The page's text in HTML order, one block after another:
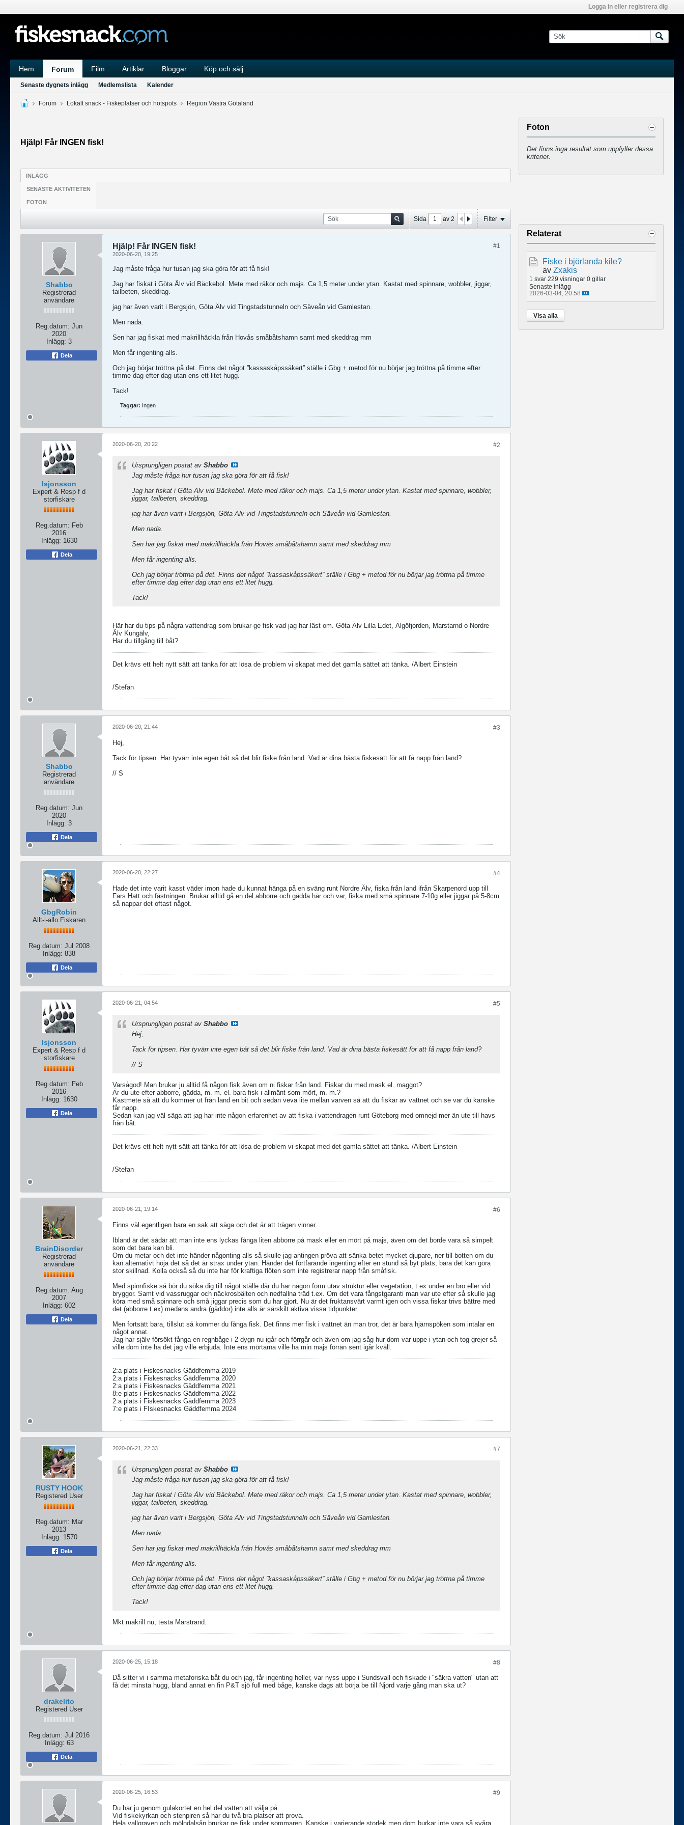
Logga in eller registrera dig
Hem Forum Film Artiklar Bloggar Köp och sälj
Senaste dygnets inlägg Medlemslista Kalender
Forum Lokalt snack - Fiskeplatser och hotspots Region Västra Götaland
Hjälp! Får INGEN fisk!
INLÄGG
SENASTE AKTIVITETEN
FOTON
Sida av 2 Filter
Shabbo
Registrerad
användare
Reg.datum: Jun
2020
Inlägg: 3
Dela
#1
Hjälp! Får INGEN fisk!
2020-06-20, 19:25
Jag måste fråga hur tusan jag ska göra för att få fisk!
Jag har fiskat i Göta Älv vid Bäckebol. Mete med räkor och majs. Ca 1,5 meter under ytan. Kastat med spinnare, wobbler, jiggar,
tailbeten, skeddrag.
jag har även varit i Bergsjön, Göta Älv vid Tingstadstunneln och Säveån vid Gamlestan.
Men nada.
Sen har jag fiskat med makrillhäckla från Hovås småbåtshamn samt med skeddrag mm
Men får ingenting alls.
Och jag börjar tröttna på det. Finns det något ”kassaskåpssäkert” ställe i Gbg + metod för nu börjar jag tröttna på timme efter
timme dag efter dag utan ens ett litet hugg.
Tack!
Taggar: Ingen
lsjonsson
Expert & Resp f d
storfiskare
Reg.datum: Feb
2016
Inlägg: 1630
Dela
#2
2020-06-20, 20:22
Ursprungligen postat av Shabbo
Jag måste fråga hur tusan jag ska göra för att få fisk!
Jag har fiskat i Göta Älv vid Bäckebol. Mete med räkor och majs. Ca 1,5 meter under ytan. Kastat med spinnare, wobbler,
jiggar, tailbeten, skeddrag.
jag har även varit i Bergsjön, Göta Älv vid Tingstadstunneln och Säveån vid Gamlestan.
Men nada.
Sen har jag fiskat med makrillhäckla från Hovås småbåtshamn samt med skeddrag mm
Men får ingenting alls.
Och jag börjar tröttna på det. Finns det något ”kassaskåpssäkert” ställe i Gbg + metod för nu börjar jag tröttna på timme
efter timme dag efter dag utan ens ett litet hugg.
Tack!
Här har du tips på några vattendrag som brukar ge fisk vad jag har läst om. Göta Älv Lilla Edet, Älgöfjorden, Marstarnd o Nordre
Älv Kungälv,
Har du tillgång till båt?
Det krävs ett helt nytt sätt att tänka för att lösa de problem vi skapat med det gamla sättet att tänka. /Albert Einstein
/Stefan
Shabbo
Registrerad
användare
Reg.datum: Jun
2020
Inlägg: 3
Dela
#3
2020-06-20, 21:44
Hej,
Tack för tipsen. Har tyvärr inte egen båt så det blir fiske från land. Vad är dina bästa fiskesätt för att få napp från land?
// S
GbgRobin
Allt-i-allo Fiskaren
Reg.datum: Jul 2008
Inlägg: 838
Dela
#4
2020-06-20, 22:27
Hade det inte varit kasst väder imon hade du kunnat hänga på en sväng runt Nordre Älv, fiska från land ifrån Skarpenord upp till
Fars Hatt och fästningen. Brukar alltid gå en del abborre och gädda här och var, fiska med små spinnare 7-10g eller jiggar på 5-8cm
så nappar det oftast något.
lsjonsson
Expert & Resp f d
storfiskare
Reg.datum: Feb
2016
Inlägg: 1630
Dela
#5
2020-06-21, 04:54
Ursprungligen postat av Shabbo
Hej,
Tack för tipsen. Har tyvärr inte egen båt så det blir fiske från land. Vad är dina bästa fiskesätt för att få napp från land?
// S
Varsågod! Man brukar ju alltid få någon fisk även om ni fiskar från land. Fiskar du med mask el. maggot?
Är du ute efter abborre, gädda, m. m. el. bara fisk i allmänt som mört, m. m.?
Kastmete så att du kommer ut från land en bit och sedan veva lite mellan varven så att du fiskar av vattnet och se var du kanske
får napp.
Sedan kan jag väl säga att jag har inte någon erfarenhet av att fiska i vattendragen runt Göteborg med omnejd mer än ute till havs
från båt.
Det krävs ett helt nytt sätt att tänka för att lösa de problem vi skapat med det gamla sättet att tänka. /Albert Einstein
/Stefan
BrainDisorder
Registrerad
användare
Reg.datum: Aug
2007
Inlägg: 602
Dela
#6
2020-06-21, 19:14
Finns väl egentligen bara en sak att säga och det är att trägen vinner.
Ibland är det sådär att man inte ens lyckas fånga liten abborre på mask eller en mört på majs, även om det borde vara så simpelt
som det bara kan bli.
Om du metar och det inte händer någonting alls så skulle jag antingen pröva att sänka betet mycket djupare, ner till botten om du
kan alternativt höja det så det är strax under ytan. Händer det fortfarande ingenting efter en stund så byt plats, bara det kan göra
stor skillnad. Kolla också så du inte har för kraftiga flöten som inte registrerar napp från småfisk.
Med spinnfiske så bör du söka dig till något ställe där du har någon form utav struktur eller vegetation, t.ex under en bro eller vid
bryggor. Samt vid vassruggar och näckrosbälten och nedfallna träd t.ex. Om det vara fångstgaranti man var ute efter så skulle jag
köra med små spinnare och små jiggar precis som du har gjort. Nu är det fruktansvärt varmt igen och vissa fiskar trivs bättre med
det (abborre t.ex) medans andra (gäddor) inte alls är särskilt aktiva vissa tidpunkter.
Men fortsätt bara, tillslut så kommer du fånga fisk. Det finns mer fisk i vattnet än man tror, det är bara hjärnspöken som intalar en
något annat.
Jag har själv försökt fånga en regnbåge i 2 dygn nu igår och förrgår och även om jag såg hur dom var uppe i ytan och tog grejer så
ville dom inte ha det jag ville erbjuda. Inte ens mörtarna ville ha min majs förrän sent igår kväll.
2:a plats i Fiskesnacks Gäddfemma 2019
2:a plats i Fiskesnacks Gäddfemma 2020
2:a plats i Fiskesnacks Gäddfemma 2021
8:e plats i Fiskesnacks Gäddfemma 2022
2:a plats i Fiskesnacks Gäddfemma 2023
7:e plats i FIskesnacks Gäddfemma 2024
RUSTY HOOK
Registered User
Reg.datum: Mar
2013
Inlägg: 1570
Dela
#7
2020-06-21, 22:33
Ursprungligen postat av Shabbo
Jag måste fråga hur tusan jag ska göra för att få fisk!
Jag har fiskat i Göta Älv vid Bäckebol. Mete med räkor och majs. Ca 1,5 meter under ytan. Kastat med spinnare, wobbler,
jiggar, tailbeten, skeddrag.
jag har även varit i Bergsjön, Göta Älv vid Tingstadstunneln och Säveån vid Gamlestan.
Men nada.
Sen har jag fiskat med makrillhäckla från Hovås småbåtshamn samt med skeddrag mm
Men får ingenting alls.
Och jag börjar tröttna på det. Finns det något ”kassaskåpssäkert” ställe i Gbg + metod för nu börjar jag tröttna på timme
efter timme dag efter dag utan ens ett litet hugg.
Tack!
Mkt makrill nu, testa Marstrand.
drakelito
Registered User
Reg.datum: Jul 2016
Inlägg: 63
Dela
#8
2020-06-25, 15:18
Då sitter vi i samma metaforiska båt du och jag, får ingenting heller, var nyss uppe i Sundsvall och fiskade i "säkra vatten" utan att
få det minsta hugg, bland annat en fin P&T sjö full med båge, kanske dags att börja be till Njord varje gång man ska ut?
#9
2020-06-25, 16:53
Du har ju genom gulakortet en hel del vatten att välja på.
Vid fiskekyrkan och stenpiren så har du två bra platser att prova.
Hela vallgraven och mölndalsån brurkar ge fisk under sommaren. Kanske i varierande storlek men dom burkar inte vara så svåra
Foton
Det finns inga resultat som uppfyller dessa
kriterier.
Relaterat
Fiske i björlanda kile?
av Zxakis
1 svar 229 visningar 0 gillar
Senaste inlägg
2026-03-04, 20:58
Visa alla